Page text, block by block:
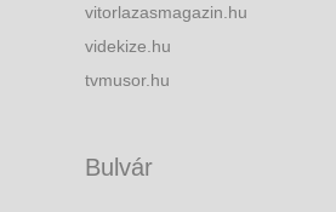
vitorlazasmagazin.hu
videkize.hu
tvmusor.hu
Bulvár